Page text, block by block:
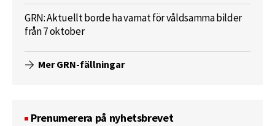
GRN: Aktuellt borde ha varnat för våldsamma bilder
från 7 oktober
Mer GRN-fällningar
Prenumerera på nyhetsbrevet